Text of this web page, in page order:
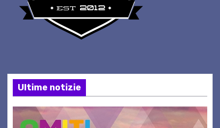
Ultime notizie